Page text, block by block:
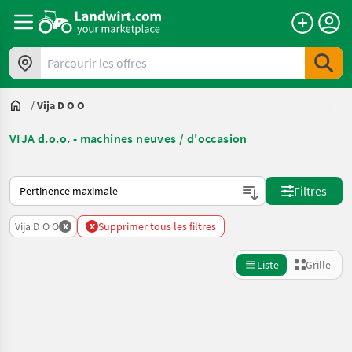
Parcourir les offres
/Vija D O O
VIJA d.o.o. - machines neuves / d'occasion
Voici comment les annonces sont triées sur Landwirt.com
Filtres
Vija D O O x x Supprimer tous les filtres
Liste Grille